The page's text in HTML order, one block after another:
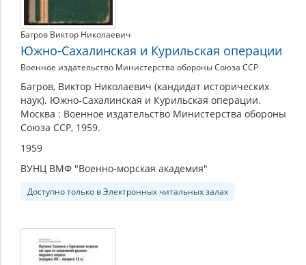
Багров Виктор Николаевич
Южно-Сахалинская и Курильская операции
Военное издательство Министерства обороны Союза ССР
Багров, Виктор Николаевич (кандидат исторических
наук). Южно-Сахалинская и Курильская операции.
Москва : Военное издательство Министерства обороны
Союза ССР, 1959.
1959
ВУНЦ ВМФ "Военно-морская академия"
Доступно только в Электронных читальных залах